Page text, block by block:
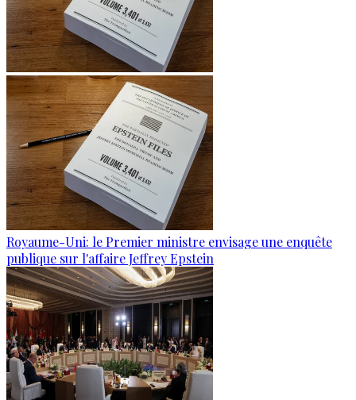
Royaume-Uni: le Premier ministre envisage une enquête
publique sur l'affaire Jeffrey Epstein